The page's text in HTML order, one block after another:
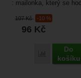
107Kč -10 %
96 Kč
Porovnat
Do
košíku
: mailonka, který se
slanění nebo...